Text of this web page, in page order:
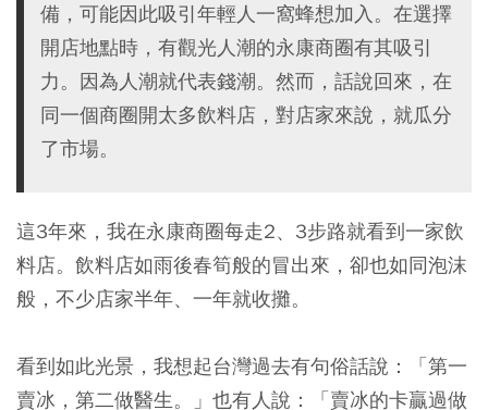
備，可能因此吸引年輕人一窩蜂想加入。在選擇
開店地點時，有觀光人潮的永康商圈有其吸引
力。因為人潮就代表錢潮。然而，話說回來，在
同一個商圈開太多飲料店，對店家來說，就瓜分
了市場。
這3年來，我在永康商圈每走2、3步路就看到一家飲
料店。飲料店如雨後春筍般的冒出來，卻也如同泡沫
般，不少店家半年、一年就收攤。
看到如此光景，我想起台灣過去有句俗話說：「第一
賣冰，第二做醫生。」也有人說：「賣冰的卡贏過做